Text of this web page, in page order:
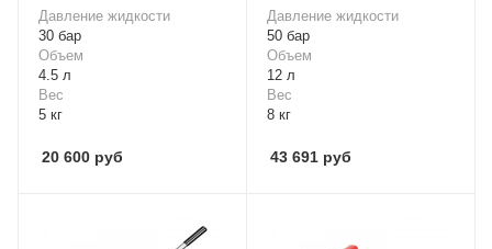
Давление жидкости
30 бар
Объем
4.5 л
Вес
5 кг
20 600 руб
Давление жидкости
50 бар
Объем
12 л
Вес
8 кг
43 691 руб